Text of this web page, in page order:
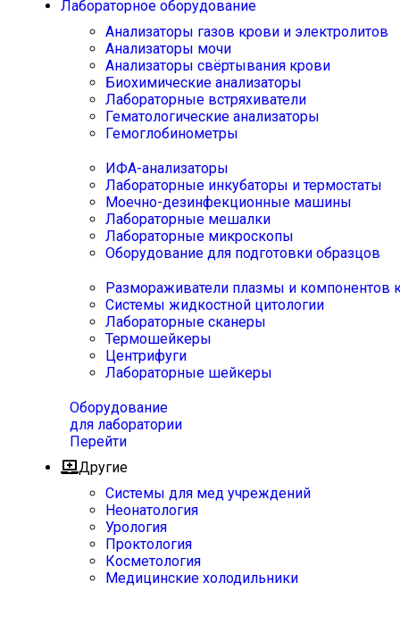
Лабораторное оборудование
Анализаторы газов крови и электролитов
Анализаторы мочи
Анализаторы свёртывания крови
Биохимические анализаторы
Лабораторные встряхиватели
Гематологические анализаторы
Гемоглобинометры
ИФА-анализаторы
Лабораторные инкубаторы и термостаты
Моечно-дезинфекционные машины
Лабораторные мешалки
Лабораторные микроскопы
Оборудование для подготовки образцов
Размораживатели плазмы и компонентов
Системы жидкостной цитологии
Лабораторные сканеры
Термошейкеры
Центрифуги
Лабораторные шейкеры
Оборудование
для лаборатории
Перейти
Другие
Системы для мед учреждений
Неонатология
Урология
Проктология
Косметология
Медицинские холодильники